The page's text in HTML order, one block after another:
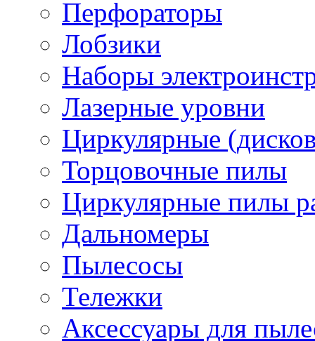
Перфораторы
Лобзики
Наборы
Лазерные уровни
Циркулярные
Торцовочные пилы
Циркулярные пилы
Дальномеры
Пылесосы
Тележки
Аксессуары для